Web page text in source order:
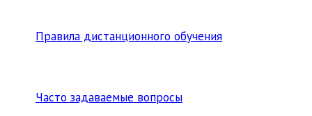
Правила дистанционного обучения
Часто задаваемые вопросы